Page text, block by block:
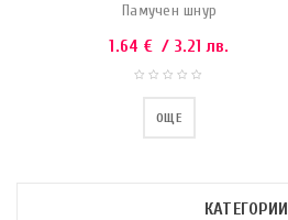
КАТЕГОРИИ
Памучен шнур
1.64 € / 3.21 лв.
ОЩЕ